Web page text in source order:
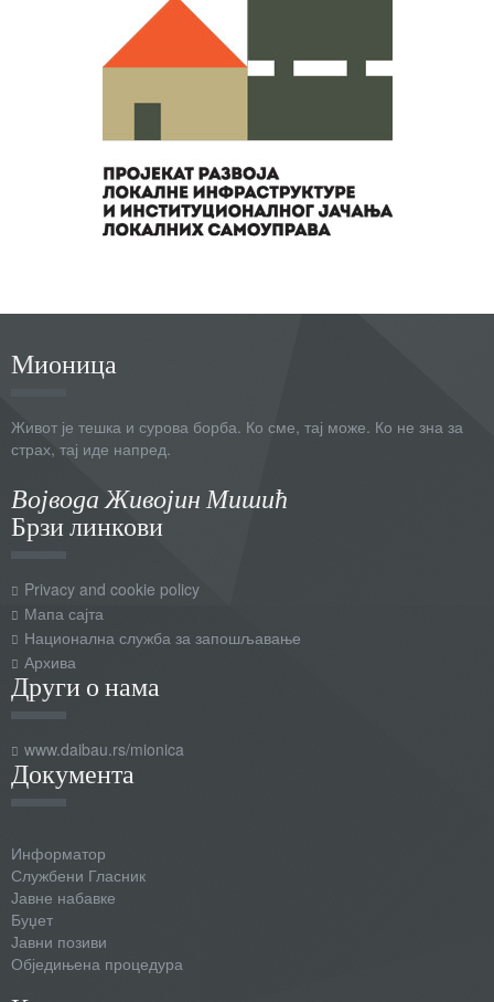
Мионица
Живот је тешка и сурова борба. Ко сме, тај може. Ко не зна за
страх, тај иде напред.
Војвода Живојин Мишић
Брзи линкови
Privacy and cookie policy
Мапа сајта
Национална служба за запошљавање
Архива
Други о нама
www.daibau.rs/mionica
Документа
Информатор
Службени Гласник
Јавне набавке
Буџет
Јавни позиви
Обједињена процедура